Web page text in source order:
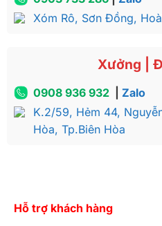
Xóm Rô, Sơn Đồng,
Xưởng |
0908 936 932
Zalo
K.2/59, Hẻm 44,
Hòa, Tp.Biên Hòa
Hỗ trợ khách hàng